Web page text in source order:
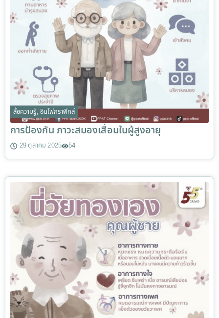
สื่อความรู้, อินโฟกราฟิกส์
การป้องกัน ภาวะสมองเสื่อมในผู้สูงอายุ
29 ตุลาคม 2025 54